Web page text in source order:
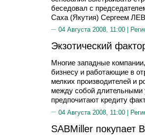
беседовал с
Саха (Якутия) Сергеем
04 Августа 2008, 11:00 |
Экзотический
Многие западные
бизнесу и работающие в
мелких производителей и
между собой
предпочитают кредиту
04 Августа 2008, 11:00 |
SABMiller покупает